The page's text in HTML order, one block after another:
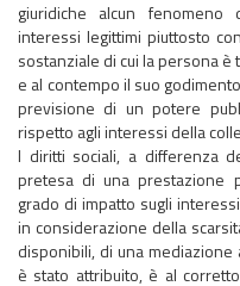
giuridiche alcun
interessi legittimi piuttosto
sostanziale di cui la persona
e al contempo il suo
previsione di un potere
rispetto agli interessi della
I diritti sociali, a differenza
pretesa di una prestazione
grado di impatto sugli
in considerazione della
disponibili, di una
è stato attribuito, è al